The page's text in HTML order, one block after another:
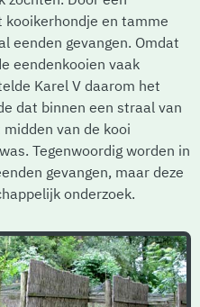
kooikerhondje en tamme
eenden gevangen. Omdat
eendenkooien vaak
Karel V daarom het
dat binnen een straal van
van de kooi
Tegenwoordig worden in
gevangen, maar deze
onderzoek.